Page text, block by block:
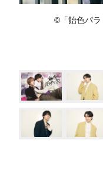
©「飴色パラ